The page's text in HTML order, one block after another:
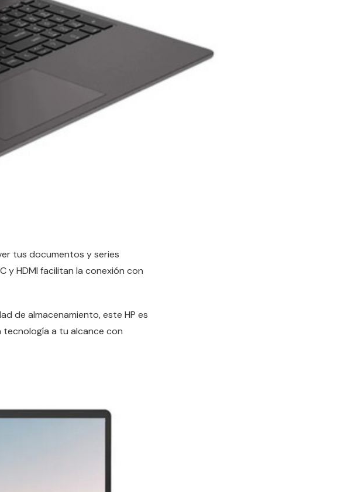
tus documentos y series
y HDMI facilitan la conexión con
de almacenamiento, este HP es
tecnología a tu alcance con